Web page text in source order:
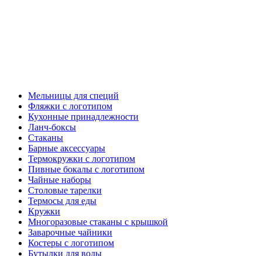
Мельницы для специй
Фляжки с логотипом
Кухонные принадлежности
Ланч-боксы
Стаканы
Барные аксессуары
Термокружки с логотипом
Пивные бокалы с логотипом
Чайные наборы
Столовые тарелки
Термосы для еды
Кружки
Многоразовые стаканы с крышкой
Заварочные чайники
Костеры с логотипом
Бутылки для воды